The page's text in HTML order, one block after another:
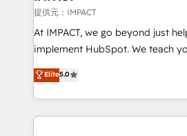
of your tech stack, syncing... 🛍️ Shopify or
WooCommerce 💲 Stripe or
Netsuite 🤖 Google or Microsoft
the rare Advanced "Custom
Accreditation, securely sync data
提供元：IMPACT
At IMPACT, we go beyond just
implement HubSpot. We teach your team how to
master it. As the creators of the Endless Customers
System™ (the next evolution of
Answer), we’re the only
entirely around coaching and
Elite5.0